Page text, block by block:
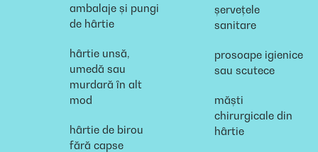
ambalaje și pungi
de hârtie
hârtie unsă,
umedă sau
murdară în alt
mod
hârtie de birou
fără capse
șervețele
sanitare
prosoape igienice
sau scutece
măști
chirurgicale din
hârtie